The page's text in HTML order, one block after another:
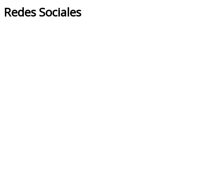
Redes Sociales